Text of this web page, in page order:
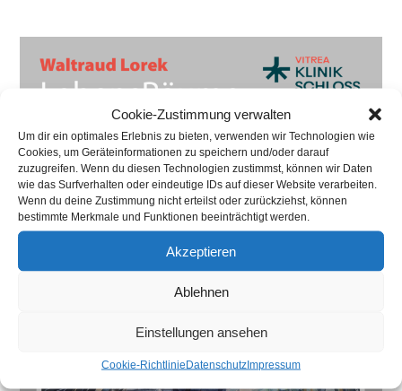
Cookie-Zustimmung verwalten
Um dir ein optimales Erlebnis zu bieten, verwenden wir Technologien wie
Cookies, um Geräteinformationen zu speichern und/oder darauf
zuzugreifen. Wenn du diesen Technologien zustimmst, können wir Daten
wie das Surfverhalten oder eindeutige IDs auf dieser Website verarbeiten.
Wenn du deine Zustimmung nicht erteilst oder zurückziehst, können
bestimmte Merkmale und Funktionen beeinträchtigt werden.
Akzeptieren
Ablehnen
Einstellungen ansehen
Cookie-RichtlinieDatenschutzImpressum